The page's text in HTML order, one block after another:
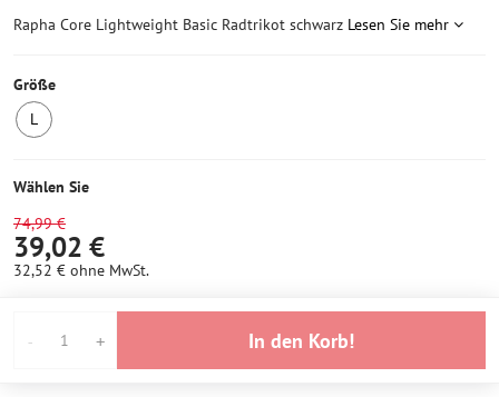
Rapha Core Lightweight Basic Radtrikot schwarz Lesen Sie mehr
Größe
L
auf
Wählen Sie
74,99 €
39,02 €
32,52 € ohne MwSt.
In den Korb!